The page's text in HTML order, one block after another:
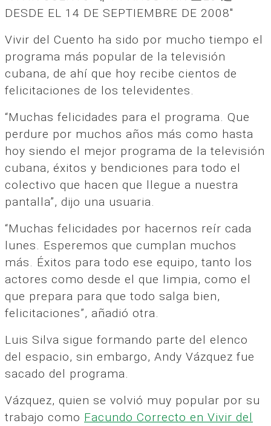
Vivir del Cuento ha sido por mucho tiempo el
programa más popular de la televisión
cubana, de ahí que hoy recibe cientos de
felicitaciones de los televidentes.
“Muchas felicidades para el programa. Que
perdure por muchos años más como hasta
hoy siendo el mejor programa de la televisión
cubana, éxitos y bendiciones para todo el
colectivo que hacen que llegue a nuestra
pantalla”, dijo una usuaria.
“Muchas felicidades por hacernos reír cada
lunes. Esperemos que cumplan muchos
más. Éxitos para todo ese equipo, tanto los
actores como desde el que limpia, como el
que prepara para que todo salga bien,
felicitaciones”, añadió otra.
Luis Silva sigue formando parte del elenco
del espacio, sin embargo, Andy Vázquez fue
sacado del programa.
Vázquez, quien se volvió muy popular por su
trabajo como Facundo Correcto en Vivir del